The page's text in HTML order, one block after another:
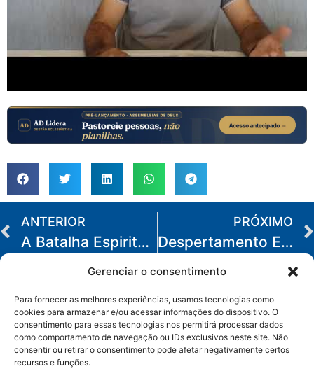
Gerenciar o consentimento
Para fornecer as melhores experiências, usamos tecnologias como
cookies para armazenar e/ou acessar informações do dispositivo. O
consentimento para essas tecnologias nos permitirá processar dados
como comportamento de navegação ou IDs exclusivos neste site. Não
consentir ou retirar o consentimento pode afetar negativamente certos
recursos e funções.
ANTERIOR
A Batalha Espiritual e as armas do Crente
PRÓXIMO
Despertamento Espiritual – um milagre
Categorias